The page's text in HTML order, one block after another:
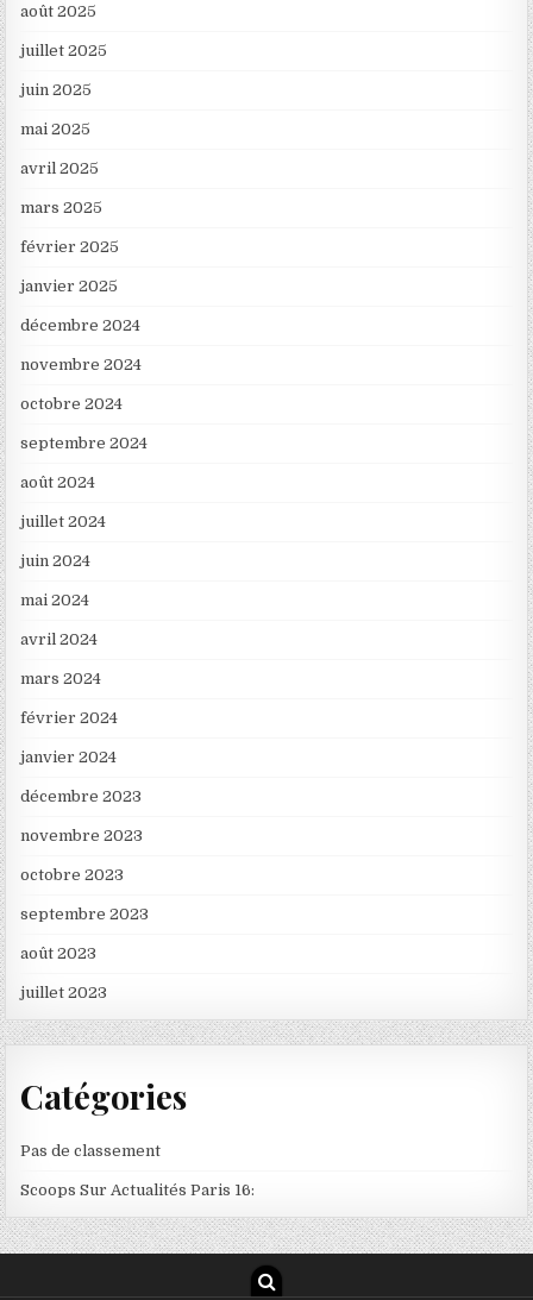
août 2025
juillet 2025
juin 2025
mai 2025
avril 2025
mars 2025
février 2025
janvier 2025
décembre 2024
novembre 2024
octobre 2024
septembre 2024
août 2024
juillet 2024
juin 2024
mai 2024
avril 2024
mars 2024
février 2024
janvier 2024
décembre 2023
novembre 2023
octobre 2023
septembre 2023
août 2023
juillet 2023
Catégories
Pas de classement
Scoops Sur Actualités Paris 16: